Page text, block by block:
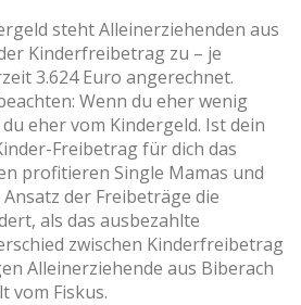
steht Alleinerziehenden aus
Kinderfreibetrag zu – je
3.624 Euro angerechnet.
Wenn du eher wenig
eher vom Kindergeld. Ist dein
Freibetrag für dich das
profitieren Single Mamas und
der Freibeträge die
als das ausbezahlte
zwischen Kinderfreibetrag
Alleinerziehende aus Biberach
vom Fiskus.